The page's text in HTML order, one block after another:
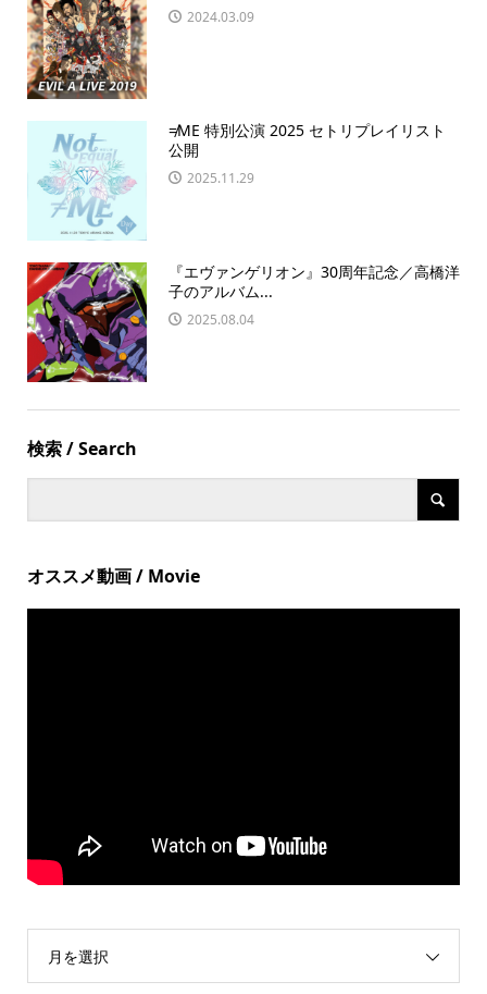
2024.03.09
≠ME 特別公演 2025 セトリプレイリスト
公開
2025.11.29
『エヴァンゲリオン』30周年記念／高橋洋
子のアルバム...
2025.08.04
検索 / Search
オススメ動画 / Movie
月を選択